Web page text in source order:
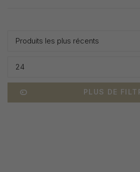
Produits les plus récents
24
PLUS DE